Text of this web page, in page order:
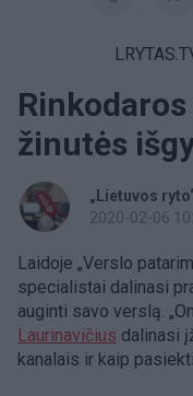
žinutės
„Lietuvos
2020-02-06
Laidoje „Verslo
specialistai dalinasi
auginti savo verslą.
Laurinavičius dalinasi
kanalais ir kaip